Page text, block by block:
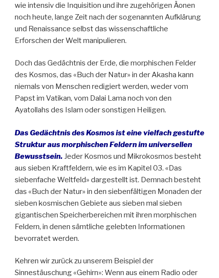
wie intensiv die Inquisition und ihre zugehörigen Äonen
noch heute, lange Zeit nach der sogenannten Aufklärung
und Renaissance selbst das wissenschaftliche
Erforschen der Welt manipulieren.
Doch das Gedächtnis der Erde, die morphischen Felder
des Kosmos, das «Buch der Natur» in der Akasha kann
niemals von Menschen redigiert werden, weder vom
Papst im Vatikan, vom Dalai Lama noch von den
Ayatollahs des Islam oder sonstigen Heiligen.
Das Gedächtnis des Kosmos ist eine vielfach gestufte
Struktur aus morphischen Feldern im universellen
Bewusstsein. Jeder Kosmos und Mikrokosmos besteht
aus sieben Kraftfeldern, wie es im Kapitel 03. «Das
siebenfache Weltfeld» dargestellt ist. Demnach besteht
das «Buch der Natur» in den siebenfältigen Monaden der
sieben kosmischen Gebiete aus sieben mal sieben
gigantischen Speicherbereichen mit ihren morphischen
Feldern, in denen sämtliche gelebten Informationen
bevorratet werden.
Kehren wir zurück zu unserem Beispiel der
Sinnestäuschung «Gehirn»: Wenn aus einem Radio oder